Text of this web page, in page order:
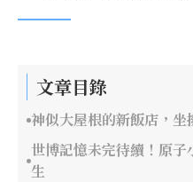
文章目錄
神似大屋根的新飯店，
世博記憶未完待續！原
生